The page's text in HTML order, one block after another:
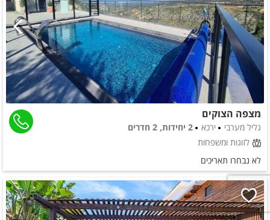
מצפה הצוקים
גליל מערבי ירכא
2 יחידות, 2 חדרים
לזוגות ומשפחות
לא נבחרו תאריכים